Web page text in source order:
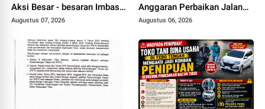
Aksi Besar - besaran Imbas
Jalan Simpang Betung -
2027
Augustus 07, 2026
Anggaran Perbaikan Jalan
Simpang Betung - Pintas ke
Augustus 06, 2026